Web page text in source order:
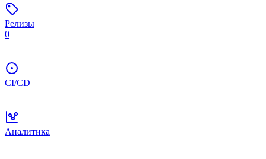
Релизы
0
CI/CD
Аналитика